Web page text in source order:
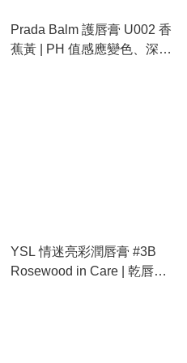
Prada Balm 護唇膏 U002 香
蕉黃 | PH 值感應變色、深度
YSL 情迷亮彩潤唇膏 #3B
Rosewood in Care | 乾唇救